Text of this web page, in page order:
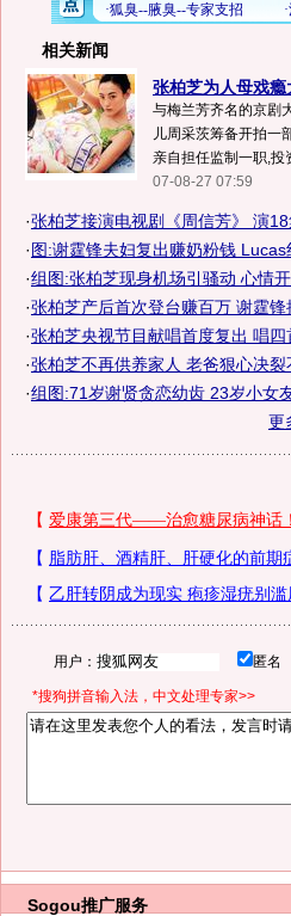
相关新闻
张柏芝为人母戏
与梅兰芳齐名的京剧
儿周采茨筹备开拍一
亲自担任监制一职,
07-08-27 07:59
·张柏芝接演电视剧《周信芳》 演
·图:谢霆锋夫妇复出赚奶粉钱 Lucas
·组图:张柏芝现身机场引骚动 心情
·张柏芝产后首次登台赚百万 谢霆锋
·张柏芝央视节目献唱首度复出 唱
·张柏芝不再供养家人 老爸狠心决裂
·组图:71岁谢贤贪恋幼齿 23岁小女
更
用户： 匿名
*搜狗拼音输入法，中文处理专家>>
Sogou推广服务